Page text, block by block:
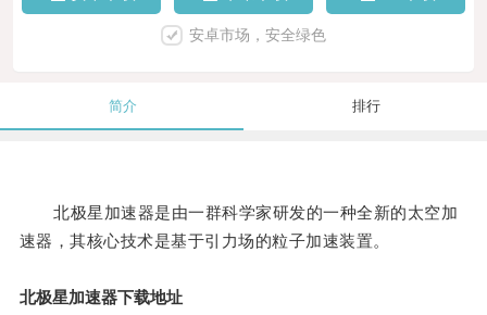
安卓市场，安全绿色
简介 排行
北极星加速器是由一群科学家研发的一种全新的太空加
速器，其核心技术是基于引力场的粒子加速装置。
北极星加速器下载地址